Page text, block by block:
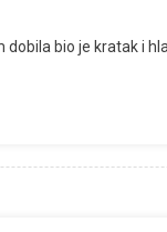
bio je kratak i